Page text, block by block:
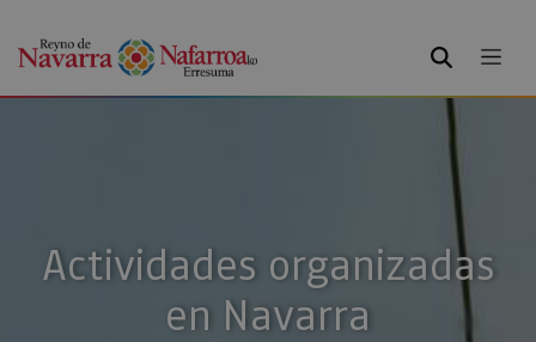
BUSCAR
Actividades organizadas
en Navarra